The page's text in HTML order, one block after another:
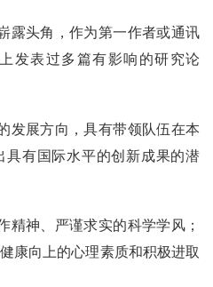
露头角，作为第一作者或通讯
发表过多篇有影响的研究论
发展方向，具有带领队伍在本
具有国际水平的创新成果的潜
精神、严谨求实的科学学风；
康向上的心理素质和积极进取